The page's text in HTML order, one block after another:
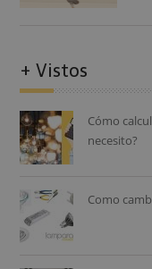
+ Vistos
Cómo
necesito?
Como